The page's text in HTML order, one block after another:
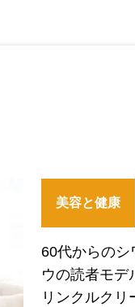
美容と健康
60代からのシ
ウの読者モデ
リンクルクリ